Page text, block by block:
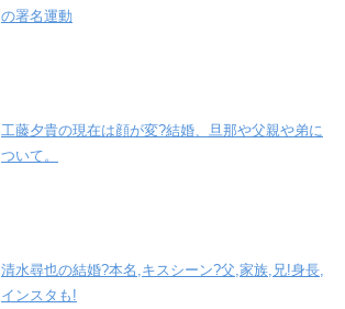
の署名運動
工藤夕貴の現在は顔が変?結婚、旦那や父親や弟に
ついて。
清水尋也の結婚?本名,キスシーン?父,家族,兄!身長,
インスタも!